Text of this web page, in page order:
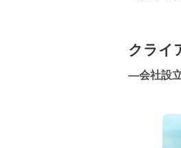
クライ
―会社設立